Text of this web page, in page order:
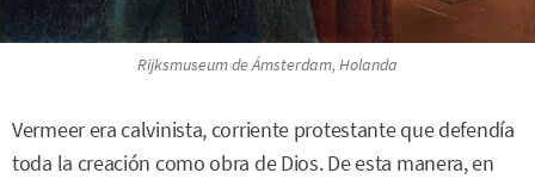
Rijksmuseum de Ámsterdam, Holanda
Vermeer era calvinista, corriente protestante que defendía
toda la creación como obra de Dios. De esta manera, en